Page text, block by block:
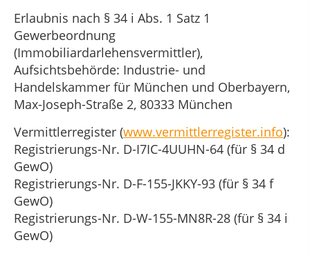
Erlaubnis nach § 34 i Abs. 1 Satz 1
Gewerbeordnung
(Immobiliardarlehensvermittler),
Aufsichtsbehörde: Industrie- und
Handelskammer für München und Oberbayern,
Max-Joseph-Straße 2, 80333 München
Vermittlerregister (www.vermittlerregister.info):
Registrierungs-Nr. D-I7IC-4UUHN-64 (für § 34 d
GewO)
Registrierungs-Nr. D-F-155-JKKY-93 (für § 34 f
GewO)
Registrierungs-Nr. D-W-155-MN8R-28 (für § 34 i
GewO)